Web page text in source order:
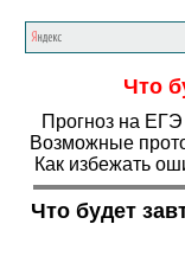
Что
Прогноз на ЕГЭ
Возможные
Как избежать
Что будет